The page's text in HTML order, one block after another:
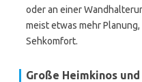
oder an einer
meist etwas mehr
Sehkomfort.
Große Heimkinos